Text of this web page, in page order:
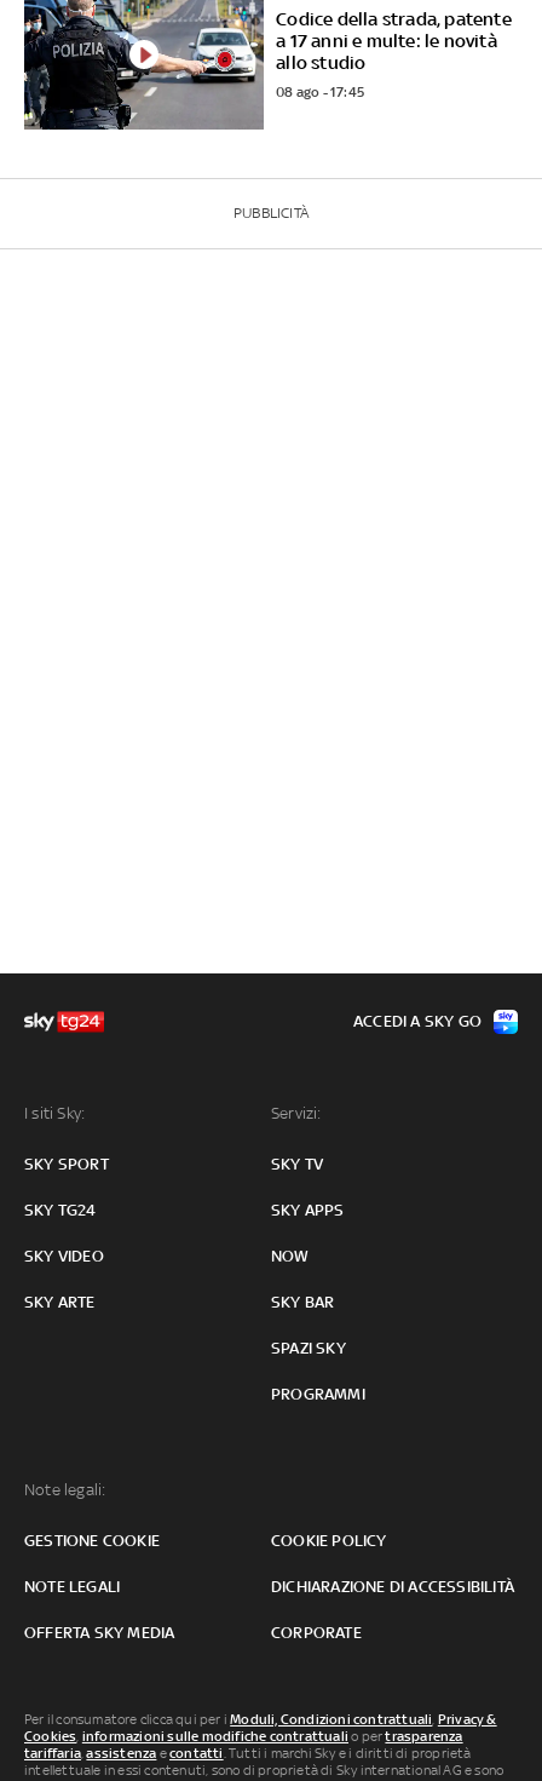
Codice della strada, patente
a 17 anni e multe: le novità
allo studio
08 ago - 17:45
PUBBLICITÀ
I siti Sky:
SKY SPORT
SKY TG24
SKY VIDEO
SKY ARTE
Servizi:
SKY TV
SKY APPS
NOW
SKY BAR
SPAZI SKY
PROGRAMMI
Note legali:
GESTIONE COOKIE COOKIE POLICY
NOTE LEGALI DICHIARAZIONE DI ACCESSIBILITÀ
OFFERTA SKY MEDIA CORPORATE
ACCEDI A SKY GO
Per il consumatore clicca qui per iModuli, Condizioni contrattuali, Privacy &
Cookies, informazioni sulle modifiche contrattuali o pertrasparenza
tariffaria,assistenza econtatti. Tutti i marchi Sky e i diritti di proprietà
intellettuale in essi contenuti, sono di proprietà di Sky international AG e sono